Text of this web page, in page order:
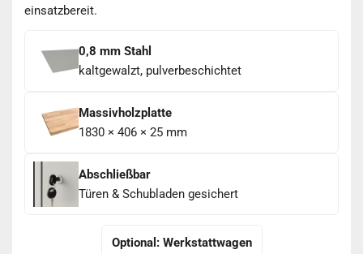
einsatzbereit.
0,8 mm Stahl
kaltgewalzt, pulverbeschichtet
Massivholzplatte
1830 × 406 × 25 mm
Abschließbar
Türen & Schubladen gesichert
Optional: Werkstattwagen